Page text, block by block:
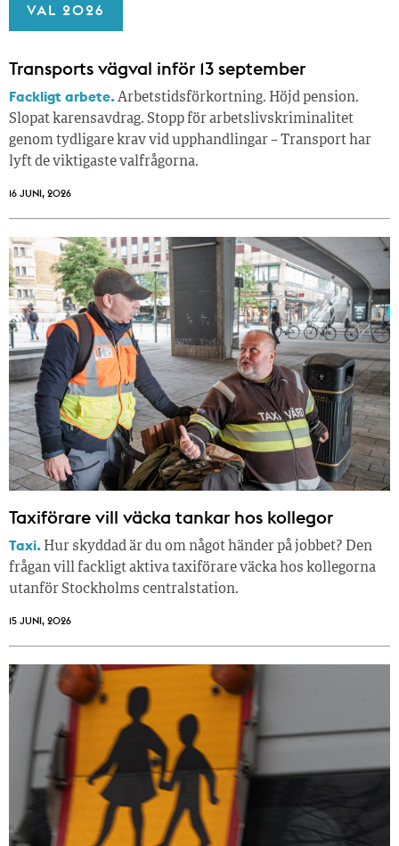
VAL 2026
Transports vägval inför 13 september
Fackligt arbete.Arbetstidsförkortning. Höjd pension.
Slopat karensavdrag. Stopp för arbetslivskriminalitet
genom tydligare krav vid upphandlingar – Transport har
lyft de viktigaste valfrågorna.
16 JUNI, 2026
Taxiförare vill väcka tankar hos kollegor
Taxi. Hur skyddad är du om något händer på jobbet? Den
frågan vill fackligt aktiva taxiförare väcka hos kollegorna
utanför Stockholms centralstation.
15 JUNI, 2026